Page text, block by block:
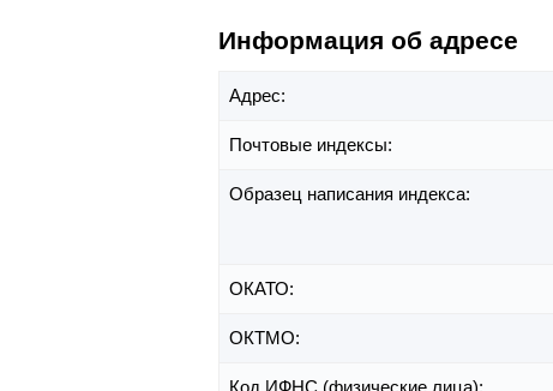
Информация об адресе
Адрес:
Почтовые индексы:
Образец написания индекса:
ОКАТО:
ОКТМО: